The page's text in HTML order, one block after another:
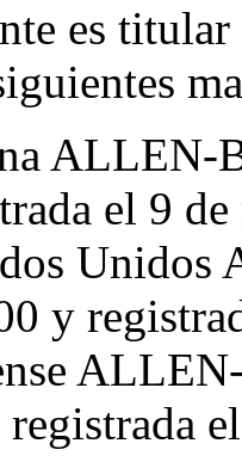
es
ALLEN-
el 9
y